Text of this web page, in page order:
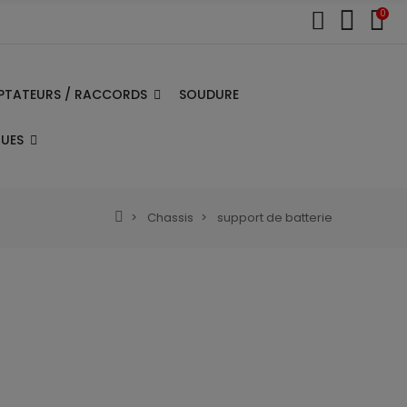
0
/ RACCORDS SOUDURE
Chassis support de batterie